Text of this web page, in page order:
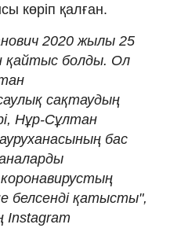
көріп қалған.
2020 жылы 25
қайтыс болды. Ол
сақтаудың
Нұр-Сұлтан
бас
белсенді қатысты",
Instagram